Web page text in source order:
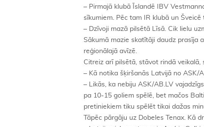
– Pirmajā klubā Īslandē IBV
sīkumiem. Pēc tam IR klubā un
– Dzīvoji mazā pilsētā Līsā. Cik lielu
Sākumā mazie skatītāji daudz prasīja
reģionālajā avīzē.
Citreiz arī pilsētā, stāvot rindā veikalā,
– Kā notika šķiršanās Latvijā no ASK/
– Likās, ka nebiju ASK/AB.LV
pa 10-15 goliem spēlē, bet mačos
pretiniekiem tiku spēlēt tikai dažas
Tāpēc pārgāju uz Dobeles Tenax. Kā